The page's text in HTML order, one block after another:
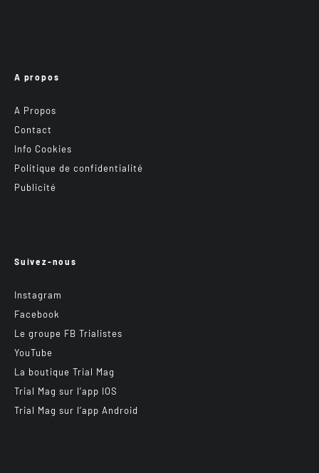
A propos
A Propos
Contact
Info Cookies
Politique de confidentialité
Publicité
Suivez-nous
Instagram
Facebook
Le groupe FB Trialistes
YouTube
La boutique Trial Mag
Trial Mag sur l’app IOS
Trial Mag sur l’app Android